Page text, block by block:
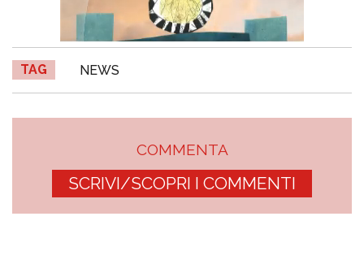
TAG NEWS
COMMENTA
SCRIVI/SCOPRI I COMMENTI